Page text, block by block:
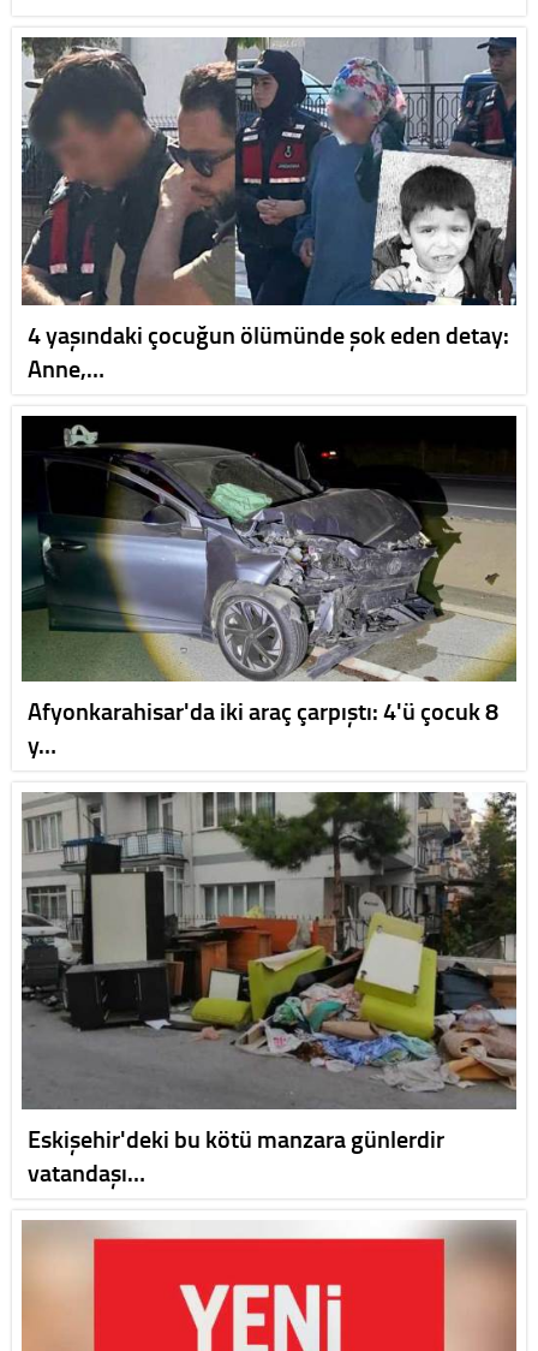
4 yaşındaki çocuğun ölümünde şok eden detay:
Anne,…
Afyonkarahisar'da iki araç çarpıştı: 4'ü çocuk 8
y…
Eskişehir'deki bu kötü manzara günlerdir
vatandaşı…